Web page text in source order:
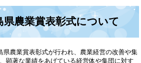
農業賞表彰式について
農業賞表彰式が行われ、農業経営の改善や集
顕著な業績をあげている経営体や集団に対す